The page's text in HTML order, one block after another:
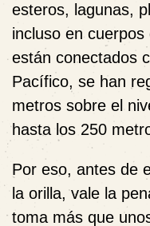
esteros, lagunas,
incluso en
están conectados
Pacífico, se han
metros sobre el
hasta los 250
Por eso, antes de
la orilla, vale la
toma más que